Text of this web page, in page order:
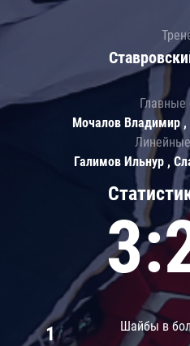
Шайбы в
1
Главные
Мочалов Владимир ,
Галимов Ильнур ,